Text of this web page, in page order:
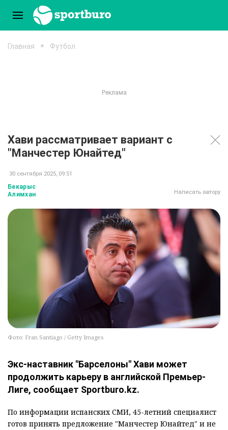
Главная Футбол
Хави рассматривает вариант с
"Манчестер Юнайтед"
30 сентября 2025, 09:51
Бекарыс
Алимхан
Написать автору
Фото: Fran Santiago / Getty Images
Экс-наставник "Барселоны" Хави может
продолжить карьеру в английской Премьер-
Лиге, сообщает Sportburo.kz.
По информации испанских СМИ, 45-летний специалист
готов принять предложение "Манчестер Юнайтед" и не